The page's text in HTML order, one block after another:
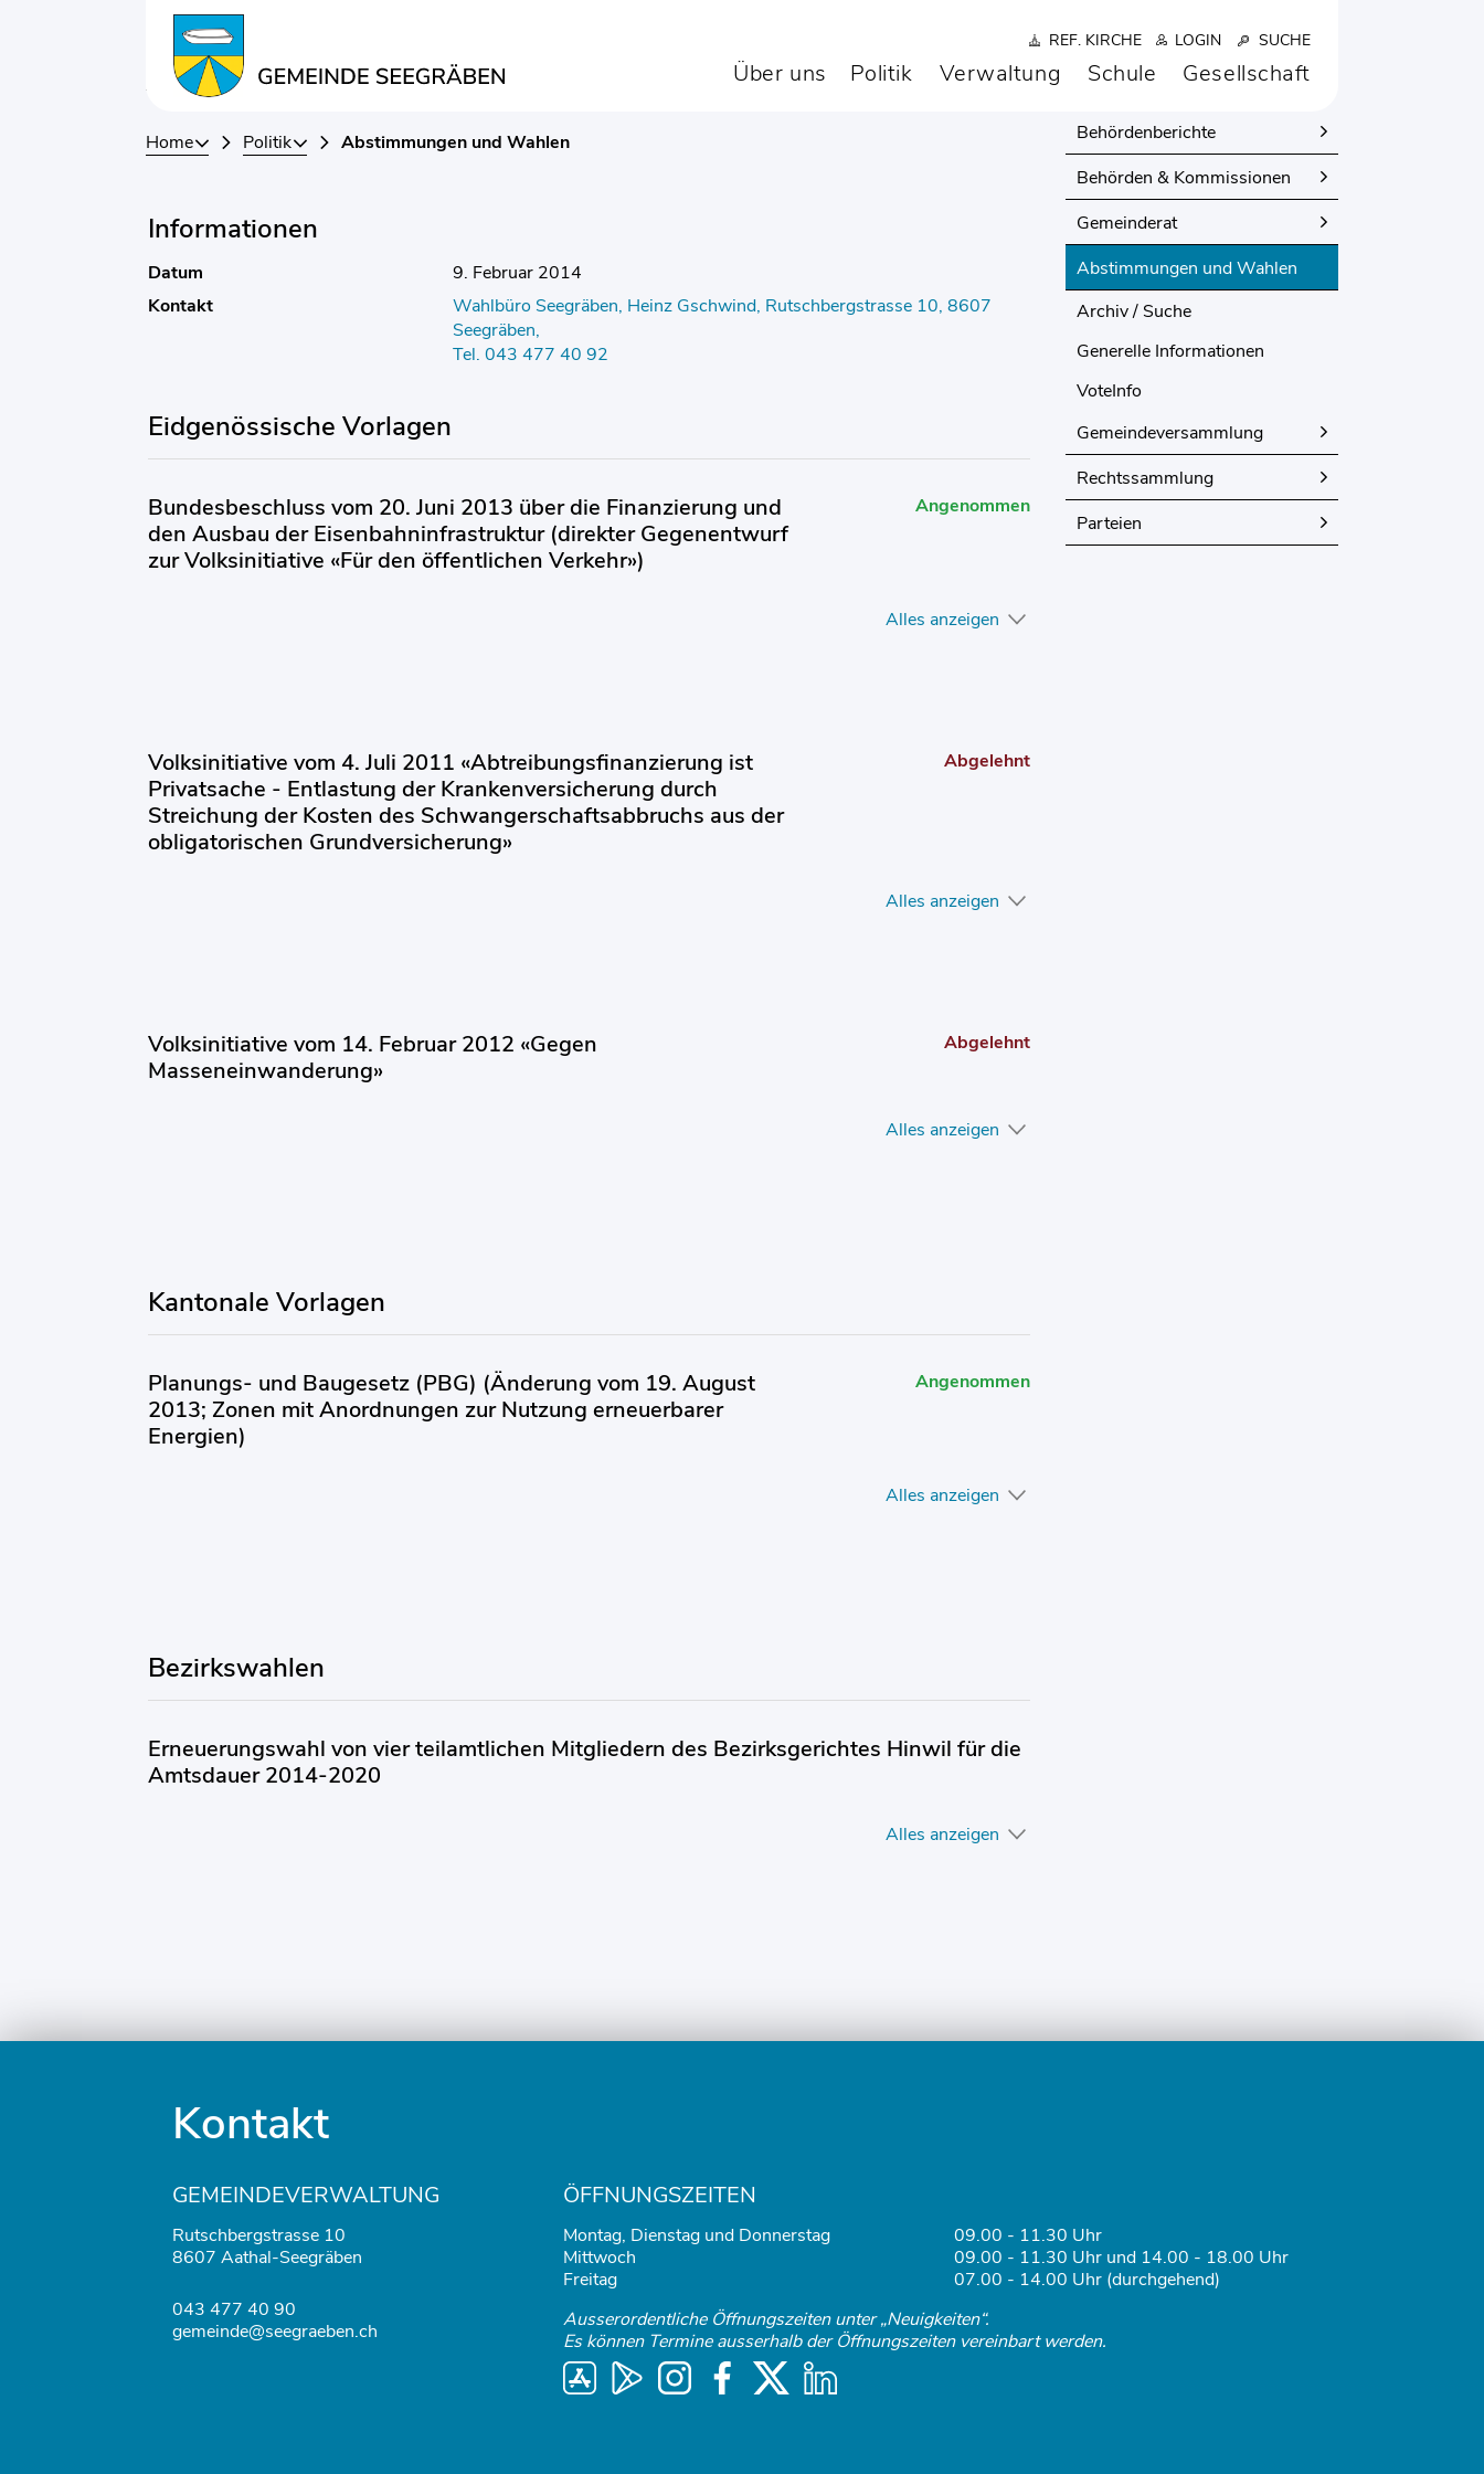
Kopfzeile REF. KIRCHE LOGIN SUCHE
Über uns Politik Verwaltung Schule Gesellschaft
Abstimmungen vom 9. Februar 2014
Home Politik Abstimmungen und Wahlen
Informationen
Datum
9. Februar 2014
Kontakt
Wahlbüro Seegräben, Heinz Gschwind, Rutschbergstrasse 10, 8607
Seegräben,
Tel. 043 477 40 92
Eidgenössische Vorlagen
Bundesbeschluss vom 20. Juni 2013 über die Finanzierung und
den Ausbau der Eisenbahninfrastruktur (direkter Gegenentwurf
zur Volksinitiative «Für den öffentlichen Verkehr»)
Angenommen
Alles anzeigen
Volksinitiative vom 4. Juli 2011 «Abtreibungsfinanzierung ist
Privatsache - Entlastung der Krankenversicherung durch
Streichung der Kosten des Schwangerschaftsabbruchs aus der
obligatorischen Grundversicherung»
Abgelehnt
Alles anzeigen
Volksinitiative vom 14. Februar 2012 «Gegen
Masseneinwanderung»
Abgelehnt
Alles anzeigen
Kantonale Vorlagen
Planungs- und Baugesetz (PBG) (Änderung vom 19. August
2013; Zonen mit Anordnungen zur Nutzung erneuerbarer
Energien)
Angenommen
Alles anzeigen
Bezirkswahlen
Erneuerungswahl von vier teilamtlichen Mitgliedern des Bezirksgerichtes Hinwil für die
Amtsdauer 2014-2020
Alles anzeigen
POLITIK
Behördenberichte
Behörden & Kommissionen
Gemeinderat
Abstimmungen und Wahlen
Archiv / Suche
Generelle Informationen
VoteInfo
Gemeindeversammlung
Rechtssammlung
Parteien
Kontakt
GEMEINDEVERWALTUNG
Rutschbergstrasse 10
8607 Aathal-Seegräben
043 477 40 90
gemeinde@seegraeben.ch
ÖFFNUNGSZEITEN
Montag, Dienstag und Donnerstag
09.00 - 11.30 Uhr
Mittwoch
09.00 - 11.30 Uhr und 14.00 - 18.00 Uhr
Freitag
07.00 - 14.00 Uhr (durchgehend)
Ausserordentliche Öffnungszeiten unter „Neuigkeiten“.
Es können Termine ausserhalb der Öffnungszeiten vereinbart werden.